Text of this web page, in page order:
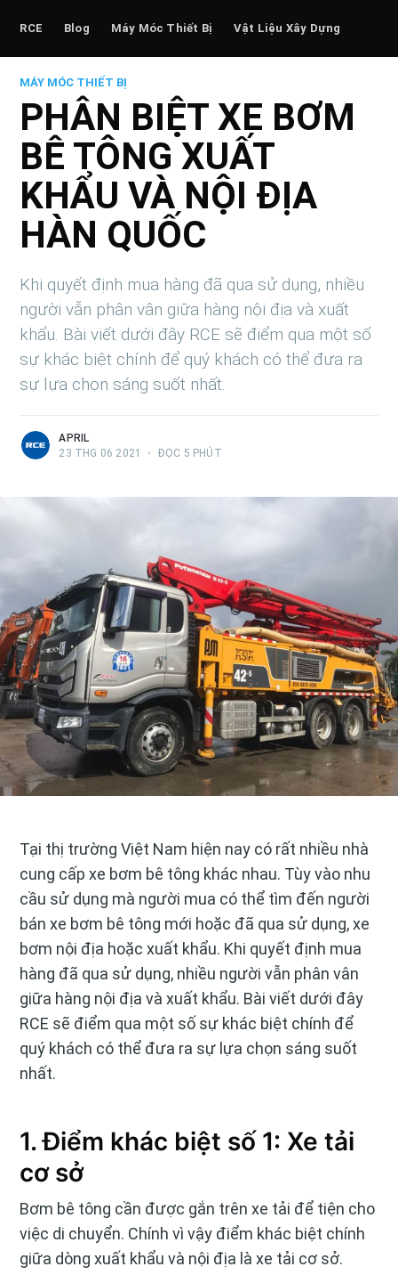
RCE Blog Máy Móc Thiết Bị Vật Liệu Xây Dựng
MÁY MÓC THIẾT BỊ
PHÂN BIỆT XE BƠM
BÊ TÔNG XUẤT
KHẨU VÀ NỘI ĐỊA
HÀN QUỐC
Khi quyết định mua hàng đã qua sử dụng, nhiều
người vẫn phân vân giữa hàng nội địa và xuất
khẩu. Bài viết dưới đây RCE sẽ điểm qua một số
sự khác biệt chính để quý khách có thể đưa ra
sự lựa chọn sáng suốt nhất.
APRIL
23 THG 06 2021
• ĐỌC 5 PHÚT
Tại thị trường Việt Nam hiện nay có rất nhiều nhà
cung cấp xe bơm bê tông khác nhau. Tùy vào nhu
cầu sử dụng mà người mua có thể tìm đến người
bán xe bơm bê tông mới hoặc đã qua sử dụng, xe
bơm nội địa hoặc xuất khẩu. Khi quyết định mua
hàng đã qua sử dụng, nhiều người vẫn phân vân
giữa hàng nội địa và xuất khẩu. Bài viết dưới đây
RCE sẽ điểm qua một số sự khác biệt chính để
quý khách có thể đưa ra sự lựa chọn sáng suốt
nhất.
1. Điểm khác biệt số 1: Xe tải
cơ sở
Bơm bê tông cần được gắn trên xe tải để tiện cho
việc di chuyển. Chính vì vậy điểm khác biệt chính
giữa dòng xuất khẩu và nội địa là xe tải cơ sở.